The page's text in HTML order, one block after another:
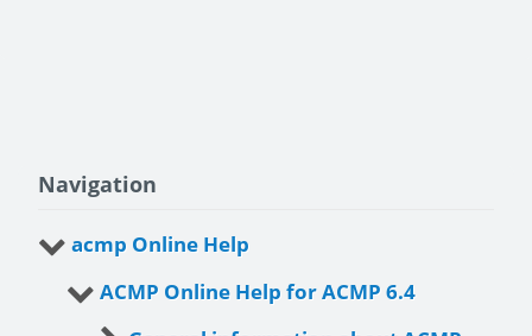
Navigation
acmp Online Help
ACMP Online Help for ACMP 6.4